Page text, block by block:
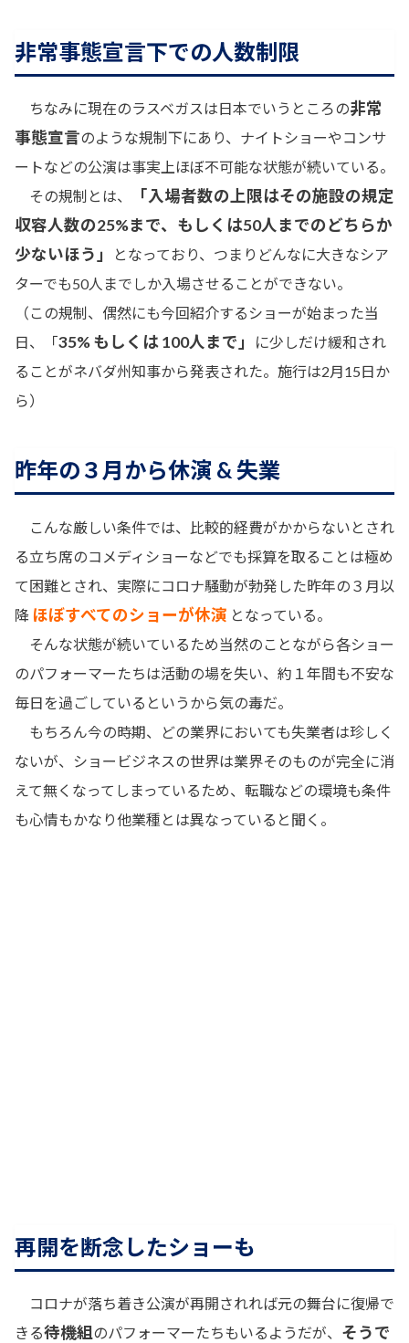
非常事態宣言下での人数制限
ちなみに現在のラスベガスは日本でいうところの非常
事態宣言のような規制下にあり、ナイトショーやコンサ
ートなどの公演は事実上ほぼ不可能な状態が続いている。
その規制とは、
「入場者数の上限はその施設の規定
収容人数の25%まで、もしくは50人までのどちらか
少ないほう」
となっており、つまりどんなに大きなシア
ターでも50人までしか入場させることができない。
（この規制、偶然にも今回紹介するショーが始まった当
日、「35% もしくは 100人まで」
に少しだけ緩和され
ることがネバダ州知事から発表された。施行は2月15日か
ら）
昨年の３月から休演 & 失業
こんな厳しい条件では、比較的経費がかからないとされ
る立ち席のコメディショーなどでも採算を取ることは極め
て困難とされ、実際にコロナ騒動が勃発した昨年の３月以
降 ほぼすべてのショーが休演 となっている。
そんな状態が続いているため当然のことながら各ショー
のパフォーマーたちは活動の場を失い、約１年間も不安な
毎日を過ごしているというから気の毒だ。
もちろん今の時期、どの業界においても失業者は珍しく
ないが、ショービジネスの世界は業界そのものが完全に消
えて無くなってしまっているため、転職などの環境も条件
も心情もかなり他業種とは異なっていると聞く。
再開を断念したショーも
コロナが落ち着き公演が再開されれば元の舞台に復帰で
きる待機組のパフォーマーたちもいるようだが、 そうで